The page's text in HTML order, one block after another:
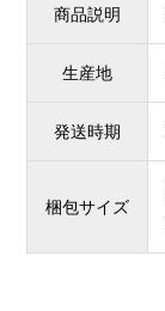
商品説明
生産地
発送時期
梱包サイズ